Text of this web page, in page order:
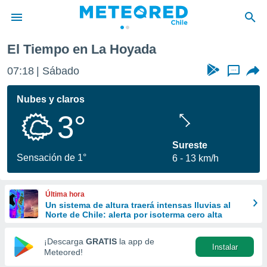
de
por
que se
calidad.
a este
las
y
forma
digital
basada
El Tiempo en La Hoyada
07:18 Sábado ...
Nubes y claros
3°
Sensación de 1°
Sureste
6
13 km/h
Última hora
Un sistema de altura traerá intensas lluvias al
Norte de Chile: alerta por isoterma cero alta
¡Descarga GRATIS la app de
Meteored!
Instalar